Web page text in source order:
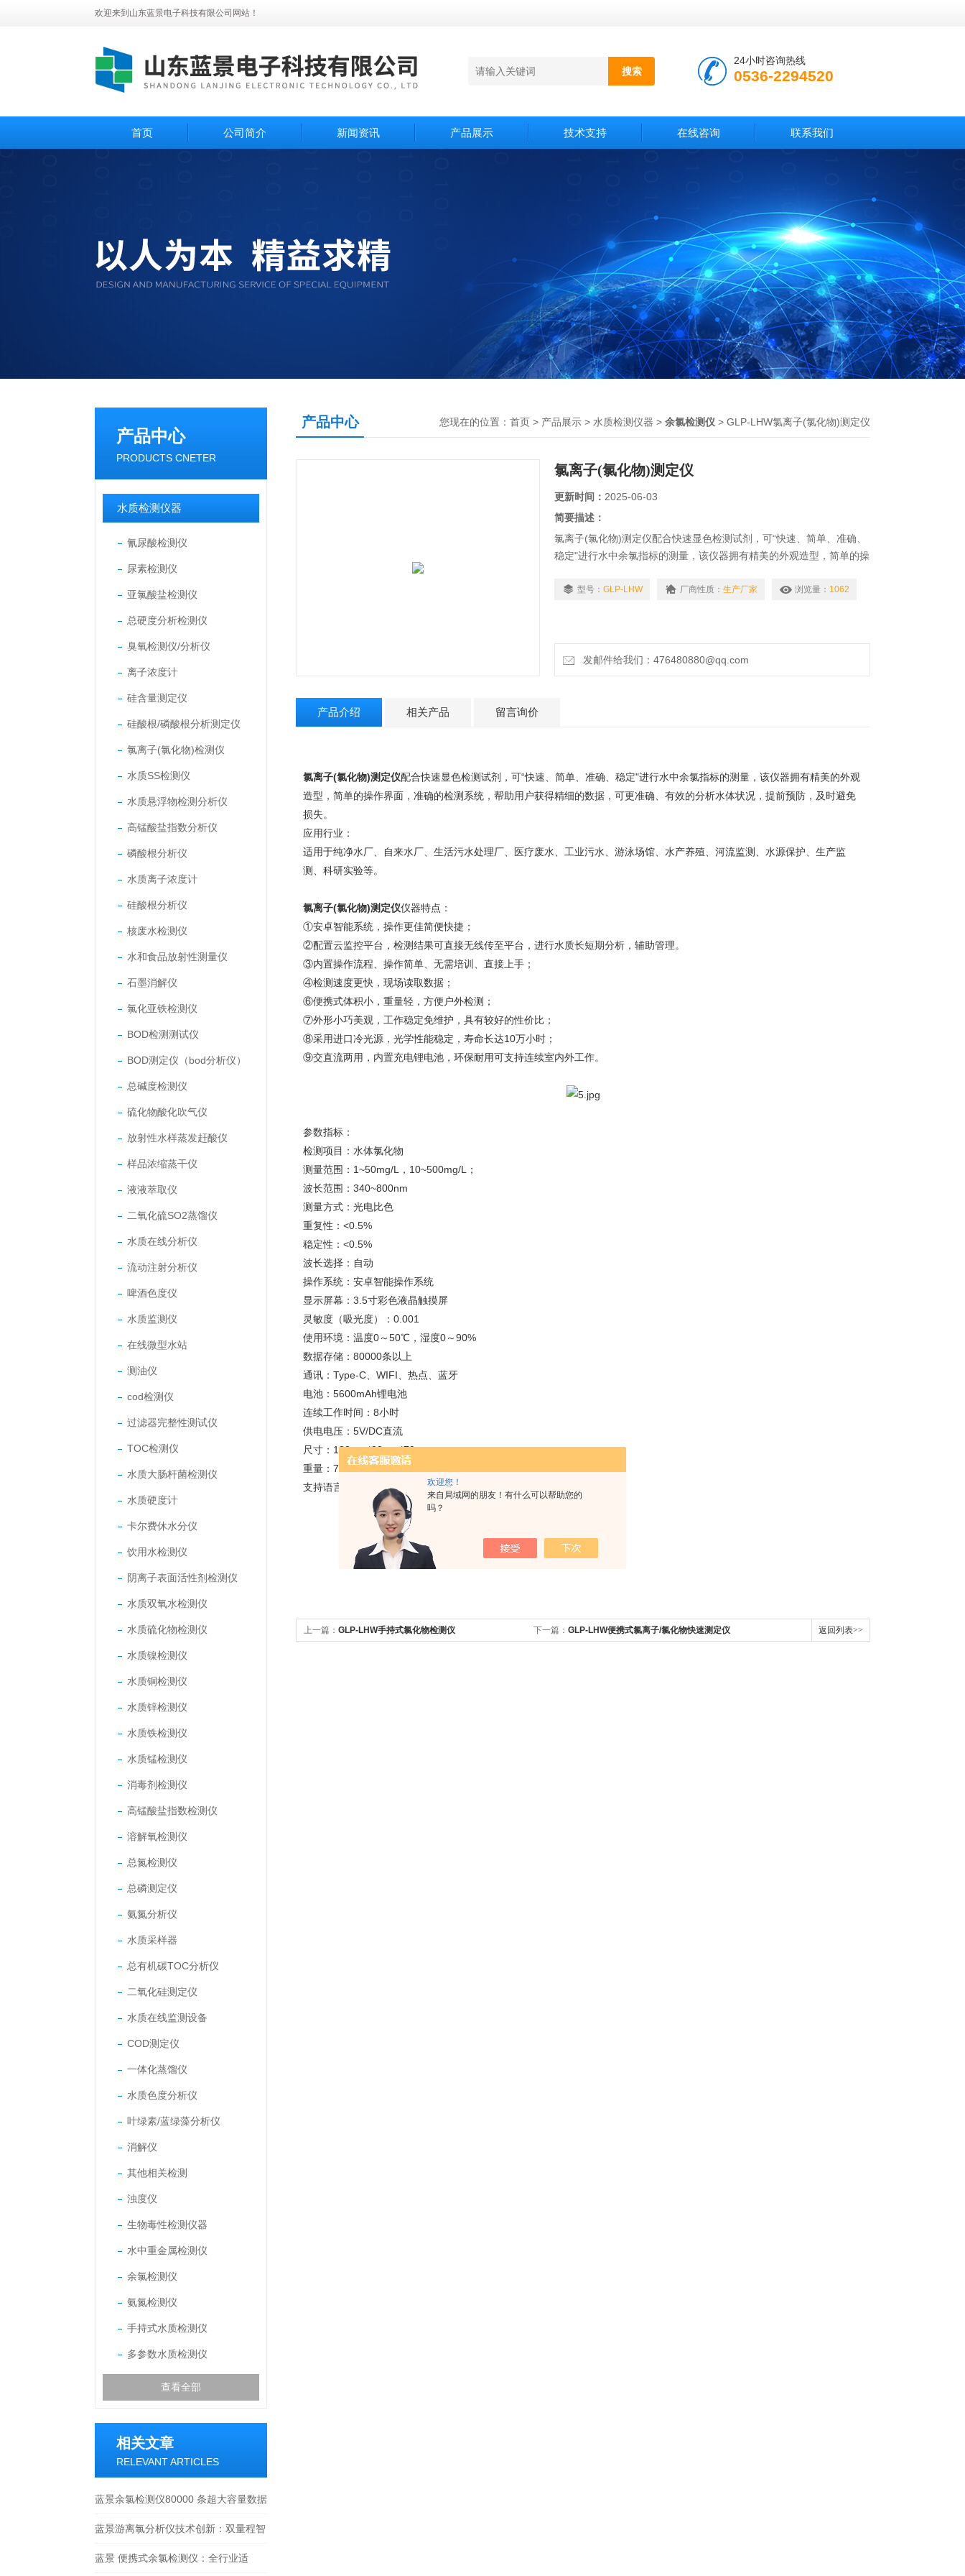
欢迎您！
来自局域网的朋友！有什么可以帮助您的
吗？
欢迎来到山东蓝景电子科技有限公司网站！
24小时咨询热线
0536-2294520
首页 公司简介 新闻资讯 产品展示 技术支持 在线咨询 联系我们
产品中心
PRODUCTS CNETER
水质检测仪器
氰尿酸检测仪
尿素检测仪
亚氯酸盐检测仪
总硬度分析检测仪
臭氧检测仪/分析仪
离子浓度计
硅含量测定仪
硅酸根/磷酸根分析测定仪
氯离子(氯化物)检测仪
水质SS检测仪
水质悬浮物检测分析仪
高锰酸盐指数分析仪
磷酸根分析仪
水质离子浓度计
硅酸根分析仪
核废水检测仪
水和食品放射性测量仪
石墨消解仪
氯化亚铁检测仪
BOD检测测试仪
BOD测定仪（bod分析仪）
总碱度检测仪
硫化物酸化吹气仪
放射性水样蒸发赶酸仪
样品浓缩蒸干仪
液液萃取仪
二氧化硫SO2蒸馏仪
水质在线分析仪
流动注射分析仪
啤酒色度仪
水质监测仪
在线微型水站
测油仪
cod检测仪
过滤器完整性测试仪
TOC检测仪
水质大肠杆菌检测仪
水质硬度计
卡尔费休水分仪
饮用水检测仪
阴离子表面活性剂检测仪
水质双氧水检测仪
水质硫化物检测仪
水质镍检测仪
水质铜检测仪
水质锌检测仪
水质铁检测仪
水质锰检测仪
消毒剂检测仪
高锰酸盐指数检测仪
溶解氧检测仪
总氮检测仪
总磷测定仪
氨氮分析仪
水质采样器
总有机碳TOC分析仪
二氧化硅测定仪
水质在线监测设备
COD测定仪
一体化蒸馏仪
水质色度分析仪
叶绿素/蓝绿藻分析仪
消解仪
其他相关检测
浊度仪
生物毒性检测仪器
水中重金属检测仪
余氯检测仪
氨氮检测仪
手持式水质检测仪
多参数水质检测仪
查看全部
相关文章
RELEVANT ARTICLES
蓝景余氯检测仪80000 条超大容量数据
存储，多链路无线传输 + 云平台联动
蓝景游离氯分析仪技术创新：双量程智
能切换+冷光源技术
蓝景 便携式余氯检测仪：全行业适
产品中心 您现在的位置： 首页 > 产品展示 > 水质检测仪器 > 余氯检测仪 > GLP-LHW氯离子(氯化物)测定仪
氯离子(氯化物)测定仪
更新时间： 2025-06-03
简要描述：
氯离子(氯化物)测定仪配合快速显色检测试剂，可“快速、简单、准确、
稳定"进行水中余氯指标的测量，该仪器拥有精美的外观造型，简单的操
的分析水体状况，提前预防，及时避免损失。
型号： GLP-LHW 厂商性质： 生产厂家 浏览量： 1062
发邮件给我们：476480880@qq.com
产品介绍 相关产品 留言询价
氯离子(氯化物)测定仪配合快速显色检测试剂，可“快速、简单、准确、稳定"进行水中余氯指标的测量，该仪器拥有精美的外观
造型，简单的操作界面，准确的检测系统，帮助用户获得精细的数据，可更准确、有效的分析水体状况，提前预防，及时避免
损失。
应用行业：
适用于纯净水厂、自来水厂、生活污水处理厂、医疗废水、工业污水、游泳场馆、水产养殖、河流监测、水源保护、生产监
测、科研实验等。
氯离子(氯化物)测定仪仪器特点：
①安卓智能系统，操作更佳简便快捷；
②配置云监控平台，检测结果可直接无线传至平台，进行水质长短期分析，辅助管理。
③内置操作流程、操作简单、无需培训、直接上手；
④检测速度更快，现场读取数据；
⑥便携式体积小，重量轻，方便户外检测；
⑦外形小巧美观，工作稳定免维护，具有较好的性价比；
⑧采用进口冷光源，光学性能稳定，寿命长达10万小时；
⑨交直流两用，内置充电锂电池，环保耐用可支持连续室内外工作。
参数指标：
检测项目：水体氯化物
测量范围：1~50mg/L，10~500mg/L；
波长范围：340~800nm
测量方式：光电比色
重复性：<0.5%
稳定性：<0.5%
波长选择：自动
操作系统：安卓智能操作系统
显示屏幕：3.5寸彩色液晶触摸屏
灵敏度（吸光度）：0.001
使用环境：温度0～50℃，湿度0～90%
数据存储：80000条以上
通讯：Type-C、WIFI、热点、蓝牙
电池：5600mAh锂电池
连续工作时间：8小时
供电电压：5V/DC直流
尺寸：180mm*80mm*70mm
重量：700g
支持语言：简体中文或英文
上一篇： GLP-LHW手持式氯化物检测仪 下一篇： GLP-LHW便携式氯离子/氯化物快速测定仪 返回列表>>